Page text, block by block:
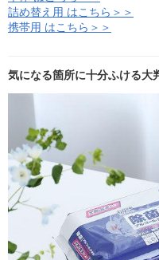
詰め替え用 はこちら＞＞
携帯用 はこちら＞＞
気になる箇所に十分ふける大